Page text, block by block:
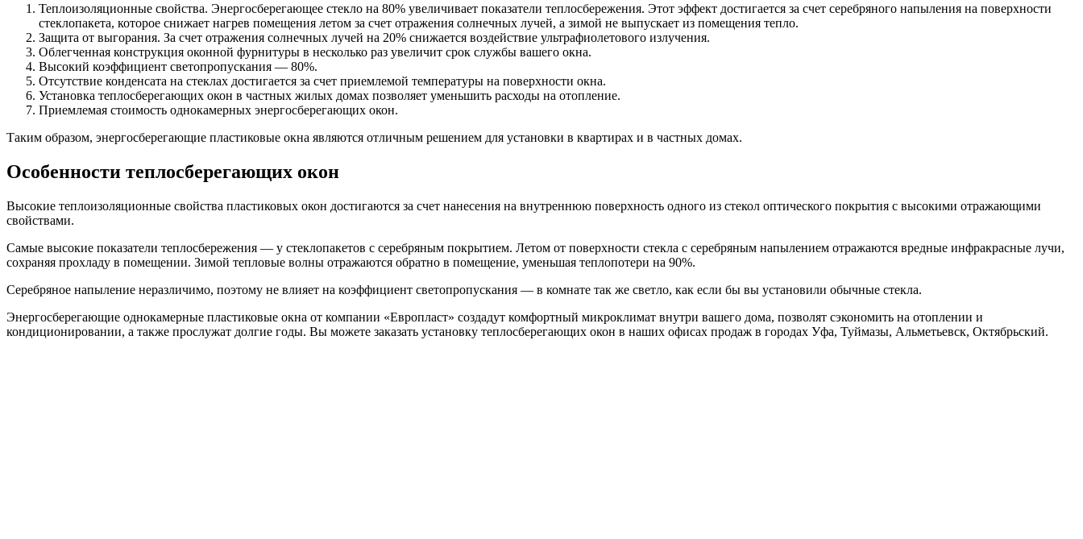
Теплоизоляционные свойства. Энергосберегающее стекло на 80% увеличивает показатели теплосбережения. Этот эффект достигается за счет серебряного напыления на поверхности
стеклопакета, которое снижает нагрев помещения летом за счет отражения солнечных лучей, а зимой не выпускает из помещения тепло.
Защита от выгорания. За счет отражения солнечных лучей на 20% снижается воздействие ультрафиолетового излучения.
Облегченная конструкция оконной фурнитуры в несколько раз увеличит срок службы вашего окна.
Высокий коэффициент светопропускания — 80%.
Отсутствие конденсата на стеклах достигается за счет приемлемой температуры на поверхности окна.
Установка теплосберегающих окон в частных жилых домах позволяет уменьшить расходы на отопление.
Приемлемая стоимость однокамерных энергосберегающих окон.
Таким образом, энергосберегающие пластиковые окна являются отличным решением для установки в квартирах и в частных домах.
Особенности теплосберегающих окон
Высокие теплоизоляционные свойства пластиковых окон достигаются за счет нанесения на внутреннюю поверхность одного из стекол оптического покрытия с высокими отражающими
свойствами.
Самые высокие показатели теплосбережения — у стеклопакетов с серебряным покрытием. Летом от поверхности стекла с серебряным напылением отражаются вредные инфракрасные лучи,
сохраняя прохладу в помещении. Зимой тепловые волны отражаются обратно в помещение, уменьшая теплопотери на 90%.
Серебряное напыление неразличимо, поэтому не влияет на коэффициент светопропускания — в комнате так же светло, как если бы вы установили обычные стекла.
Энергосберегающие однокамерные пластиковые окна от компании «Европласт» создадут комфортный микроклимат внутри вашего дома, позволят сэкономить на отоплении и
кондиционировании, а также прослужат долгие годы. Вы можете заказать установку теплосберегающих окон в наших офисах продаж в городах Уфа, Туймазы, Альметьевск, Октябрьский.